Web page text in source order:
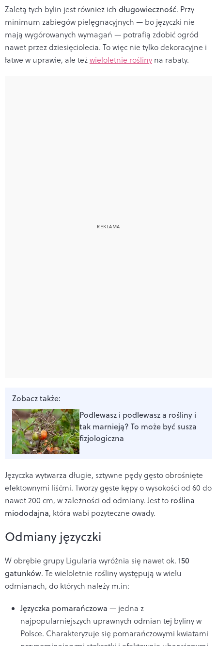
Zaletą tych bylin jest również ich długowieczność. Przy
minimum zabiegów pielęgnacyjnych — bo języczki nie
mają wygórowanych wymagań — potrafią zdobić ogród
nawet przez dziesięciolecia. To więc nie tylko dekoracyjne i
łatwe w uprawie, ale teżwieloletnie rośliny na rabaty.
Zobacz także:
Podlewasz i podlewasz a rośliny i
tak marnieją? To może być susza
fizjologiczna
Języczka wytwarza długie, sztywne pędy gęsto obrośnięte
efektownymi liśćmi. Tworzy gęste kępy o wysokości od 60 do
nawet 200 cm, w zależności od odmiany. Jest to roślina
miododajna, która wabi pożyteczne owady.
Odmiany języczki
W obrębie grupy Ligularia wyróżnia się nawet ok. 150
gatunków. Te wieloletnie rośliny występują w wielu
odmianach, do których należy m.in:
Języczka pomarańczowa — jedna z
najpopularniejszych uprawnych odmian tej byliny w
Polsce. Charakteryzuje się pomarańczowymi kwiatami